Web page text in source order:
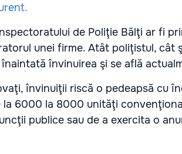
de Poliţie Bălţi ar fi
unei firme. Atât poliţistul, cât
învinuirea şi se află
învinuiţii riscă o pedeapsă cu
la 6000 la 8000 unităţi
publice sau de a exercita o